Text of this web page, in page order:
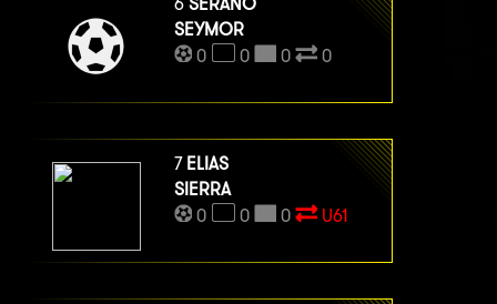
SEYMOR
0
0 0 0
7 ELIAS
SIERRA
0
0 0 U61